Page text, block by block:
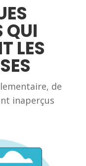
QUI
LES
de
inaperçus